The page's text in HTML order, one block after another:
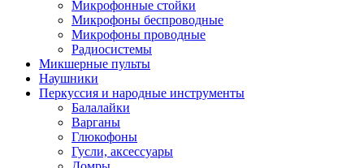
Микрофонные стойки
Микрофоны беспроводные
Микрофоны проводные
Радиосистемы
Микшерные пульты
Наушники
Перкуссия и народные инструменты
Балалайки
Варганы
Глюкофоны
Гусли, аксессуары